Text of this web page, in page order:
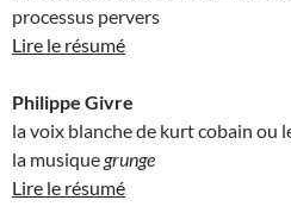
processus pervers
Lire le résumé
Philippe Givre
la voix blanche de kurt cobain ou
la musique grunge
Lire le résumé